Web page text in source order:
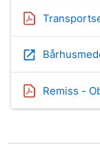
open_in_new
Remiss -